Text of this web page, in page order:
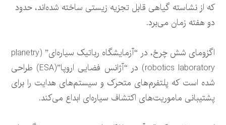
که از نشاسته گیاهی قابل تجزیه زیستی ساخته شده‌اند، حدود
دو هفته زمان می‌برد.
اگزومای شش چرخ، در “آزمایشگاه رباتیک سیاره‌ای” (planetry
robotics laboratory) در “آژانس فضایی اروپا”(ESA) طراحی
شده است که پلتفرم‌های متحرک و سیستم‌های هدایت را برای
پشتیبانی ماموریت‌های اکتشاف سیاره‌ای ابداع می‌کند.